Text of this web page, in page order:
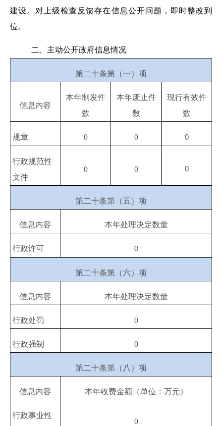
建设。对上级检查反馈存在信息公开问题，即时整改到
位。
二、主动公开政府信息情况
第二十条第（一）项
信息内容
本年制发件
数
本年废止件
数
现行有效件
数
规章 0 0 0
行政规范性
文件
0 0 0
第二十条第（五）项
信息内容 本年处理决定数量
行政许可 0
第二十条第（六）项
信息内容 本年处理决定数量
行政处罚 0
行政强制 0
第二十条第（八）项
信息内容 本年收费金额（单位：万元）
行政事业性
0